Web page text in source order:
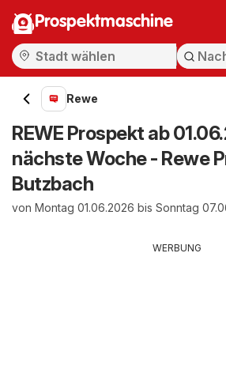
Prospektmaschine
Rewe
REWE Prospekt ab
nächste Woche - Rewe
Butzbach
von Montag 01.06.2026 bis Sonntag
WERBUNG